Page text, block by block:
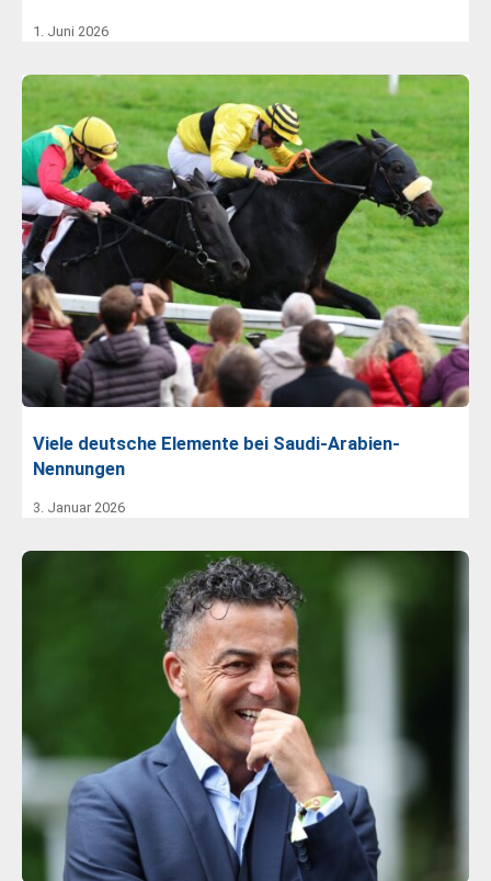
1. Juni 2026
Viele deutsche Elemente bei Saudi-Arabien-
Nennungen
3. Januar 2026